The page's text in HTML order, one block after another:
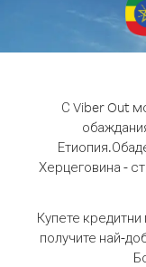
С Viber Out
Етиопия.
Херцеговина -
Купете
получите най-